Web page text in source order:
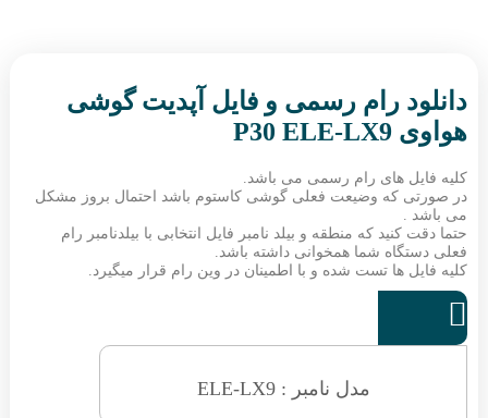
دانلود رام رسمی و فایل آپدیت گوشی
هواوی P30 ELE-LX9
کلیه فایل های رام رسمی می باشد.
در صورتی که وضیعت فعلی گوشی کاستوم باشد احتمال بروز مشکل
می باشد .
حتما دقت کنید که منطقه و بیلد نامبر فایل انتخابی با بیلدنامبر رام
فعلی دستگاه شما همخوانی داشته باشد.
کلیه فایل ها تست شده و با اطمینان در وین رام قرار میگیرد.

مدل نامبر : ELE-LX9